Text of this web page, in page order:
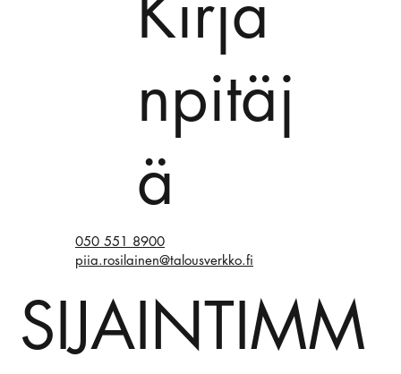
SIJAINTIMM
npitäj
ä
050 551 8900
piia.rosilainen@talousverkko.fi